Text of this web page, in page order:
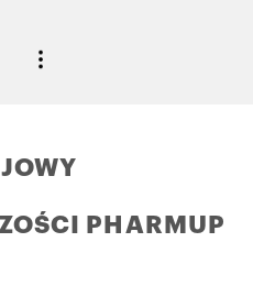
PHARMUP